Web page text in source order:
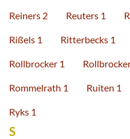
Reiners 2 Reuters 1
Rißels 1 Ritterbecks 1
Rollbrocker 1
Rommelrath 1 Ruiten 1
Ryks 1
S